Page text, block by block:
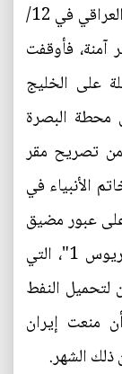
بعد هجوم إيراني على ناقلتين لنقل النفط العراقي في 12/
آمنة، فأوقفت
على الخليج
محطة البصرة
الرغم من تصريح مقر
الأنبياء في
عبور مضيق
هرمز. ووصلت ناقلة النفط "أجيوس فانوريوس 1"، التي
البصرة في 17/نيسان لتحميل النفط
منعت إيران
الشهر.